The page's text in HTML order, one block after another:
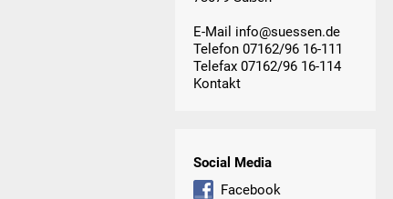
E-Mail info@suessen.de
Telefon 07162/96 16-111
Telefax 07162/96 16-114
Kontakt
Social Media
Facebook